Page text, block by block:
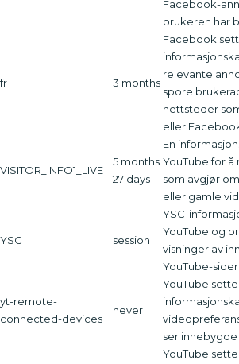
Facebook-
brukeren har
fr 3 months
Facebook
relevante
spore
nettsteder
eller
VISITOR_INFO1_LIVE
5 months
27 days
En
YouTube for
som avgjør
eller gamle
YSC session
YSC-
YouTube og
visninger av
YouTube-sider.
yt-remote-
connected-devices
never
YouTube
ser
YouTube